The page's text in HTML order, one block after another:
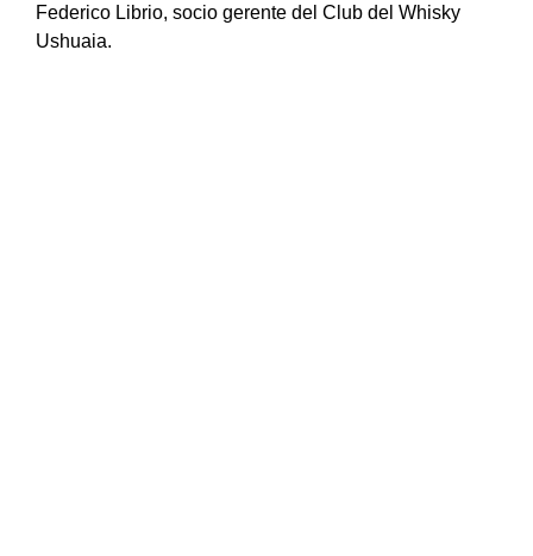
Federico Librio, socio gerente del Club del Whisky
Ushuaia.